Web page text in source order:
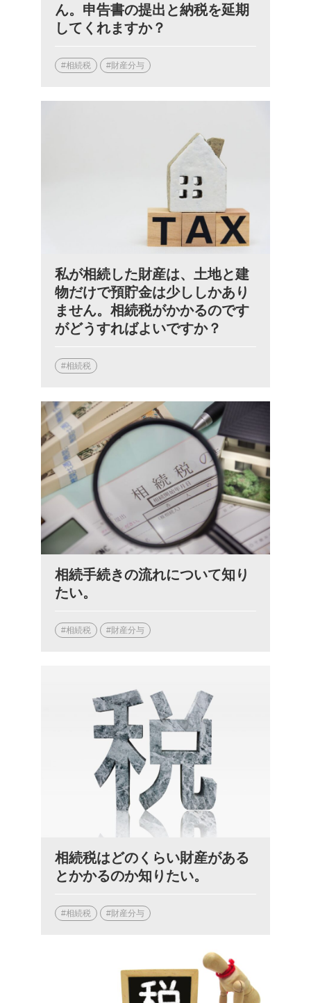
ん。申告書の提出と納税を延期
してくれますか？
#相続税 #財産分与
私が相続した財産は、土地と建
物だけで預貯金は少ししかあり
ません。相続税がかかるのです
がどうすればよいですか？
#相続税
相続手続きの流れについて知り
たい。
#相続税 #財産分与
相続税はどのくらい財産がある
とかかるのか知りたい。
#相続税 #財産分与